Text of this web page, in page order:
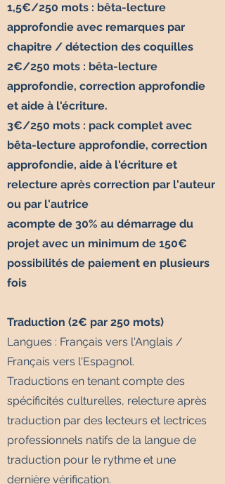
1,5€/250 mots : bêta-lecture
approfondie avec remarques par
chapitre / détection des coquilles
2€/250 mots : bêta-lecture
approfondie, correction approfondie
et aide à l'écriture.
3€/250 mots : pack complet avec
bêta-lecture approfondie, correction
approfondie, aide à l'écriture et
relecture après correction par l'auteur
ou par l'autrice
acompte de 30% au démarrage du
projet avec un minimum de 150€
possibilités de paiement en plusieurs
fois
Traduction (2€ par 250 mots)
Langues : Français vers l'Anglais /
Français vers l'Espagnol.
Traductions en tenant compte des
spécificités culturelles, relecture après
traduction par des lecteurs et lectrices
professionnels natifs de la langue de
traduction pour le rythme et une
dernière vérification.